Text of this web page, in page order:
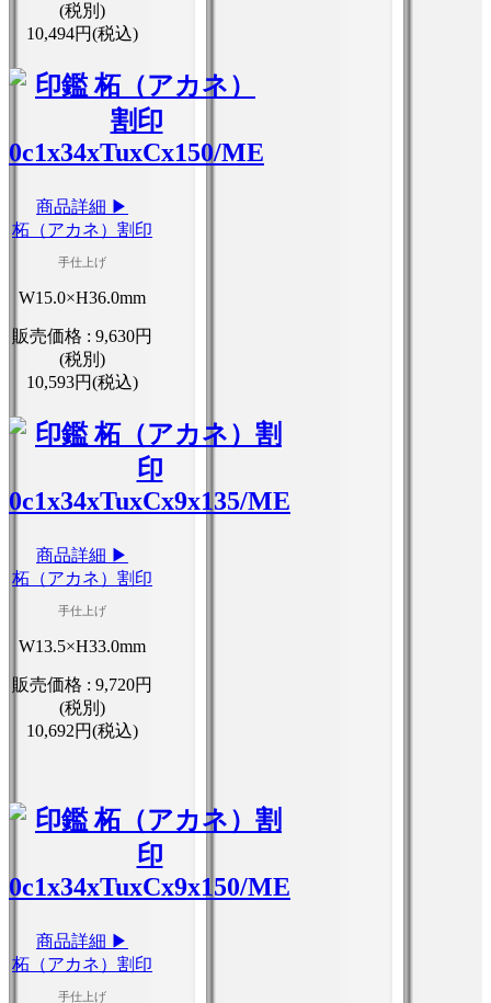
(税別)
10,494円(税込)
商品詳細 ▶
柘（アカネ）割印
手仕上げ
W15.0×H36.0mm
販売価格 :9,630円
(税別)
10,593円(税込)
商品詳細 ▶
柘（アカネ）割印
手仕上げ
W13.5×H33.0mm
販売価格 :9,720円
(税別)
10,692円(税込)
商品詳細 ▶
柘（アカネ）割印
手仕上げ